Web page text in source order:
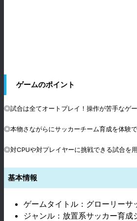
ゲームのポイント
◎試合は全てオートプレイ！操作が苦手なゲ
◎本物さながらにサッカーチーム育成を体験
◎対CPUや対プレイヤーに挑戦できる試合を
基本情報
ゲームタイトル：グローリーサ
ジャンル：放置系サッカー育成